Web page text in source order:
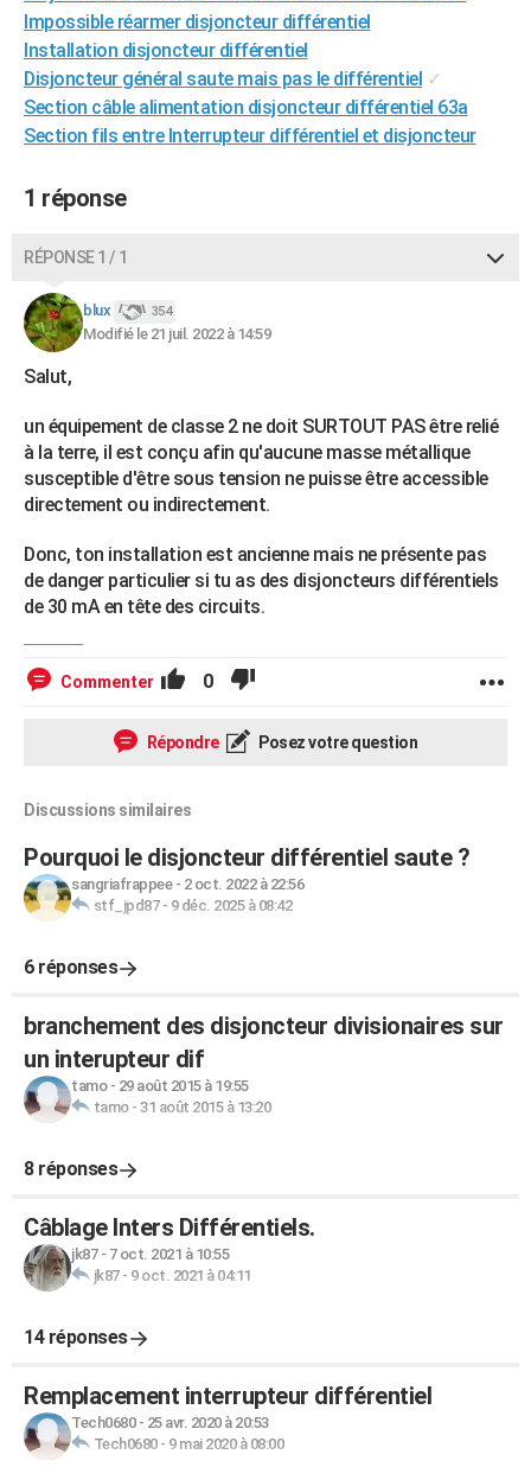
CARTE DE VOEUX
Carte de Noël
Carte Bonne année
Carte Saint-Valentin
Carte Pâques
Carte d'anniversaire
DICTIONNAIRE
Dictionnaire
Biographies
Citations
Expressions
Proverbes
PROGRAMME TV
S'inscrire
Se connecter
Lycées
Collèges
Primaires
Universités
Entreprises
Service militaire
Avis de recherche
FORUM
Bricolage
Lifestyle
Culture
Sport
Auto
Television
Voyage
Cinema
Impossible réarmer disjoncteur différentiel
Installation disjoncteur différentiel
Disjoncteur général saute mais pas le différentiel ✓
Section câble alimentation disjoncteur différentiel 63a
Section fils entre Interrupteur différentiel et disjoncteur
1 réponse
RÉPONSE 1 / 1
blux 354
Modifié le 21 juil. 2022 à 14:59
Salut,
un équipement de classe 2 ne doit SURTOUT PAS être relié
à la terre, il est conçu afin qu'aucune masse métallique
susceptible d'être sous tension ne puisse être accessible
directement ou indirectement.
Donc, ton installation est ancienne mais ne présente pas
de danger particulier si tu as des disjoncteurs différentiels
de 30 mA en tête des circuits.
Commenter 0
Répondre Posez votre question
Discussions similaires
Pourquoi le disjoncteur différentiel saute ?
sangriafrappee- 2 oct. 2022 à 22:56
stf_jpd87- 9 déc. 2025 à 08:42
6 réponses
branchement des disjoncteur divisionaires sur
un interupteur dif
tamo- 29 août 2015 à 19:55
tamo- 31 août 2015 à 13:20
8 réponses
Câblage Inters Différentiels.
jk87- 7 oct. 2021 à 10:55
jk87- 9 oct. 2021 à 04:11
14 réponses
Remplacement interrupteur différentiel
Tech0680- 25 avr. 2020 à 20:53
Tech0680- 9 mai 2020 à 08:00